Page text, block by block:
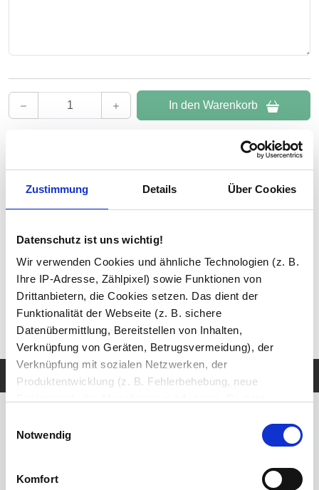
Zustimmung Details Über Cookies
Datenschutz ist uns wichtig!
Wir verwenden Cookies und ähnliche Technologien (z. B.
Ihre IP-Adresse, Zählpixel) sowie Funktionen von
Drittanbietern, die Cookies setzen. Das dient der
Funktionalität der Webseite (z. B. sichere
Datenübermittlung, Bereitstellen von Inhalten,
Verknüpfung von Geräten, Betrugsvermeidung), der
Verknüpfung mit sozialen Netzwerken, der
Produktentwicklung (z. B. Fehlerbehebung, neue
(z. B. Ladezeiten, personalisierte Inhalte,
Bereitstellung und Messen von Anzeigen, personalisierte
Anzeigen, Retargeting).
Notwendig
Komfort
In den Warenkorb
. Wir sind Mo–Fr von 08:00–16:00 Uhr für
Sie da.
Made in Germany
- Fertigung in eigener Produktion
✔Über 25.000 verkaufte Spiegel
✔Sicher bezahlen mit PayPal Käuferschutz
229,95 € 1
Elegante Glaswand für die Dusche –
voll satiniert für mehr Privatsphäre
Duschabtrennung aus Glas gegenüber dem althergebrachten